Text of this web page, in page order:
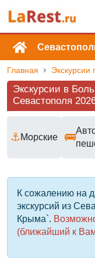
Главная
Экскурсии в
Севастополя
⚓Морские 🚌
К сожалению на
экскурсий из
Крыма`.
(ближайший к